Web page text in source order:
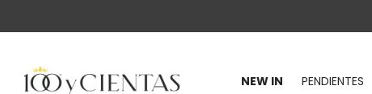
NEW IN PENDIENTES